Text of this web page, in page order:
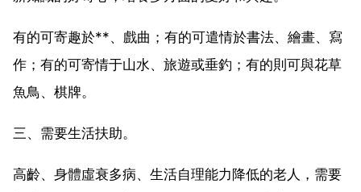
有的可寄趣於**、戲曲；有的可遣情於書法、繪畫、寫
作；有的可寄情于山水、旅遊或垂釣；有的則可與花草
魚鳥、棋牌。
三、需要生活扶助。
高齡、身體虛衰多病、生活自理能力降低的老人，需要